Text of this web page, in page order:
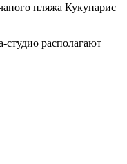
пляжа Кукунарис
располагают